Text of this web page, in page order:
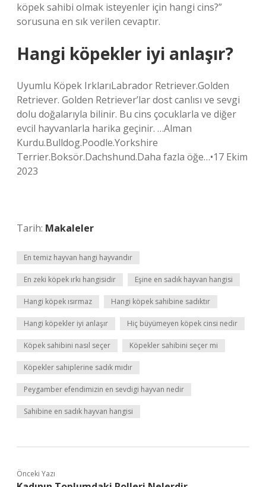
köpek sahibi olmak isteyenler için hangi cins?”
sorusuna en sık verilen cevaptır.
Hangi köpekler iyi anlaşır?
Uyumlu Köpek IrklarıLabrador Retriever.Golden
Retriever. Golden Retriever’lar dost canlısı ve sevgi
dolu doğalarıyla bilinir. Bu cins çocuklarla ve diğer
evcil hayvanlarla harika geçinir. …Alman
Kurdu.Bulldog.Poodle.Yorkshire
Terrier.Boksör.Dachshund.Daha fazla öğe…•17 Ekim
2023
Tarih: Makaleler
En temiz hayvan hangi hayvandır
En zeki köpek ırkı hangisidir Eşine en sadık hayvan hangisi
Hangi köpek ısırmaz Hangi köpek sahibine sadıktır
Hangi köpekler iyi anlaşır Hiç büyümeyen köpek cinsi nedir
Köpek sahibini nasıl seçer Köpekler sahibini seçer mi
Köpekler sahiplerine sadık mıdır
Peygamber efendimizin en sevdigi hayvan nedir
Sahibine en sadık hayvan hangisi
Önceki Yazı